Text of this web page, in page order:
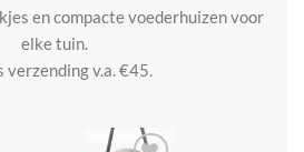
en compacte voederhuizen voor
elke tuin.
verzending v.a. €45.